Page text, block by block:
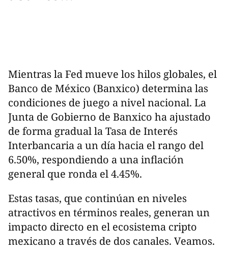
Mientras la Fed mueve los hilos globales, el
Banco de México (Banxico) determina las
condiciones de juego a nivel nacional. La
Junta de Gobierno de Banxico ha ajustado
de forma gradual la Tasa de Interés
Interbancaria a un día hacia el rango del
6.50%, respondiendo a una inflación
general que ronda el 4.45%.
Estas tasas, que continúan en niveles
atractivos en términos reales, generan un
impacto directo en el ecosistema cripto
mexicano a través de dos canales. Veamos.